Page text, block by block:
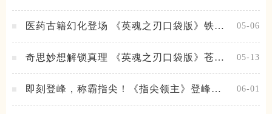
医药古籍幻化登场 《英魂之刃口袋版》铁扇
05-06
奇思妙想解锁真理 《英魂之刃口袋版》苍天
05-13
即刻登峰，称霸指尖！《指尖领主》登峰测
06-01